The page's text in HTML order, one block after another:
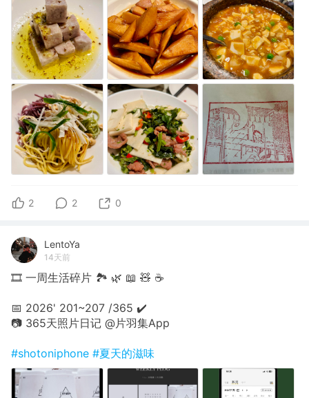
2 2 0
LentoYa
14天前
🎞 一周生活碎片 🏞 🌿 📖 🧸 ☕️
📅 2026' 201~207 /365 ✔️
📷 365天照片日记 @片羽集App
#shotoniphone #夏天的滋味